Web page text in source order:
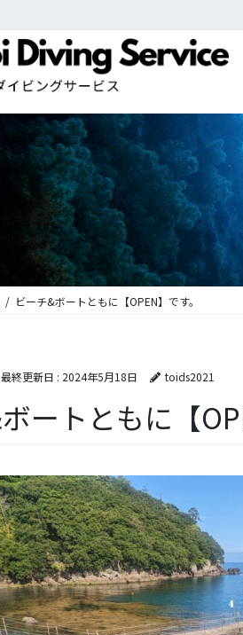
ビーチ&ボートともに【OPEN】です。
終更新日 : 2024年5月18日 toids2021
ートともに【